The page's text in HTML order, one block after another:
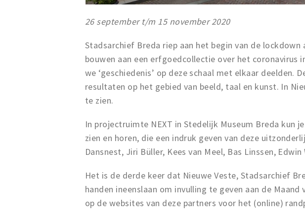
26 september t/m 15 november 2020
Stadsarchief Breda riep aan het begin van de
bouwen aan een erfgoedcollectie over het coronavirus
we ‘geschiedenis’ op deze schaal met elkaar deelden.
resultaten op het gebied van beeld, taal en kunst. In
te zien.
In projectruimte NEXT in Stedelijk Museum Breda kun
zien en horen, die een indruk geven van deze
Dansnest, Jiri Büller, Kees van Meel, Bas Linssen,
Het is de derde keer dat Nieuwe Veste, Stadsarchief
handen ineenslaan om invulling te geven aan de Maand
op de websites van deze partners voor het (online)